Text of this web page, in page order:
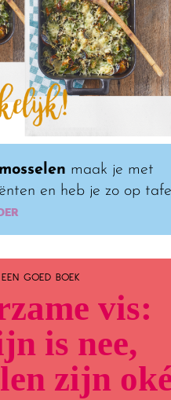
maak je met
en heb je zo op
EEN GOED BOEK
vis:
is nee,
zijn